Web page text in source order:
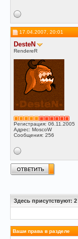
17.04.2007, 20:01
DesteN
RendereR
Регистрация: 06.11.2005
Адрес: MoscoW
Сообщения: 256
Здесь присутствуют: 2
Ваши права в разделе